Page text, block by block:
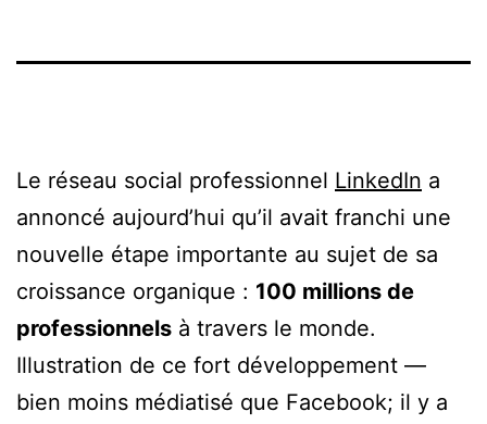
Le réseau social professionnel LinkedIn a
annoncé aujourd’hui qu’il avait franchi une
nouvelle étape importante au sujet de sa
croissance organique : 100 millions de
professionnels à travers le monde.
Illustration de ce fort développement —
bien moins médiatisé que Facebook; il y a